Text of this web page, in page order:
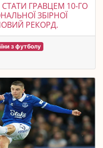
ГРАВЦЕМ 10-ГО
ЗБІРНОЇ
РЕКОРД.
з футболу